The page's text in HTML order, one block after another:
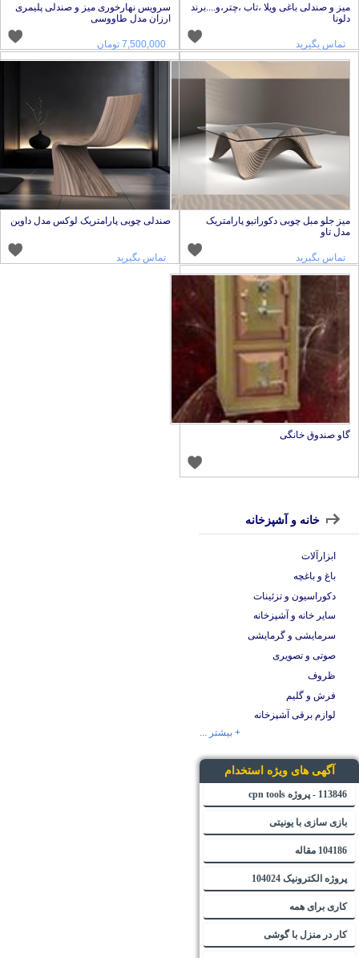
میز و صندلی باغی ویلا ،تاب ،چتر،و....برند
دلونا
تماس بگیرید
سرویس نهارخوری میز و صندلی پلیمری
ارزان مدل طاووسی
7,500,000 تومان
میز جلو مبل چوبی دکوراتیو پارامتریک
مدل تاو
تماس بگیرید
صندلی چوبی پارامتریک لوکس مدل داوین
تماس بگیرید
گاو صندوق خانگی
خانه و آشپزخانه
ابزارآلات
باغ و باغچه
دکوراسیون و تزئینات
سایر خانه و آشپزخانه
سرمایشی و گرمایشی
صوتی و تصویری
ظروف
فرش و گلیم
لوازم برقی آشپزخانه
+ بیشتر ...
آگهی های ویژه استخدام
113846 - پروژه cpn tools
بازی سازی با یونیتی
104186 مقاله
پروژه الکترونیک 104024
کاری برای همه
کار در منزل با گوشی